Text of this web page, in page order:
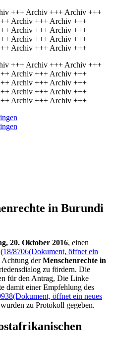
+++ Archiv +++ Archiv +++
Archiv +++ Archiv +++
Archiv +++ Archiv +++
Archiv +++ Archiv +++
Archiv +++ Archiv +++
+++ Archiv +++ Archiv +++
Archiv +++ Archiv +++
Archiv +++ Archiv +++
Archiv +++ Archiv +++
Archiv +++ Archiv +++
in Burundi
20. Oktober 2016, einen
18/8706(Dokument, öffnet ein
Achtung derMenschenrechte in
zu fördern. Die
für den Antrag, Die Linke
damit einer Empfehlung des
(Dokument, öffnet ein neues
zu Protokoll gegeben.